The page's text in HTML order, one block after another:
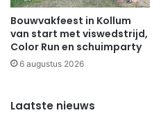
Bouwvakfeest in Kollum
van start met viswedstrijd,
Color Run en schuimparty
6 augustus 2026
Laatste nieuws